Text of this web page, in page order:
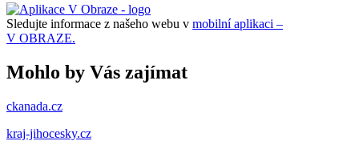
Sledujte informace z našeho webu v mobilní aplikaci –
V OBRAZE.
Mohlo by Vás zajímat
ckanada.cz
kraj-jihocesky.cz